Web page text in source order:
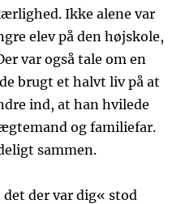
Ikke alene var
elev på den højskole,
var også tale om en
brugt et halvt liv på at
ind, at han hvilede
og familiefar.
sammen.
der var dig« stod